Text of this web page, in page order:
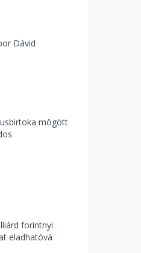
Dávid
mögött
forintnyi
eladhatóvá